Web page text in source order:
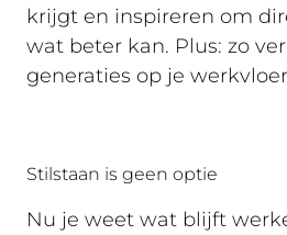
krijgt en inspireren om
wat beter kan. Plus: zo
generaties op je
Stilstaan is geen optie
Nu je weet wat blijft